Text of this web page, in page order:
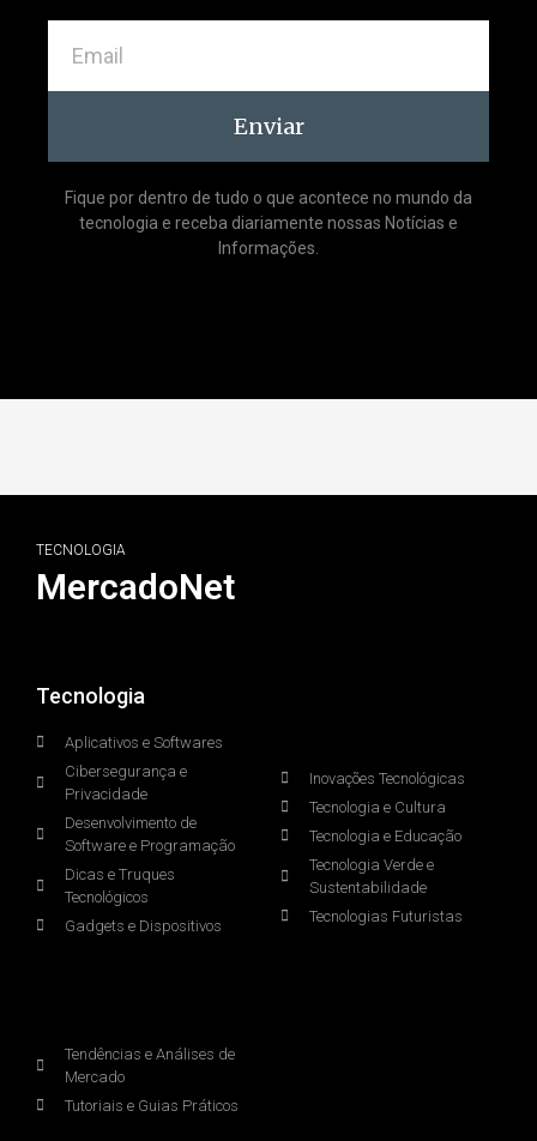
Enviar
Fique por dentro de tudo o que acontece no mundo da
tecnologia e receba diariamente nossas Notícias e
Informações.
TECNOLOGIA
MercadoNet
Tecnologia
Aplicativos e Softwares
Cibersegurança e
Privacidade
Desenvolvimento de
Software e Programação
Dicas e Truques
Tecnológicos
Gadgets e Dispositivos
Inovações Tecnológicas
Tecnologia e Cultura
Tecnologia e Educação
Tecnologia Verde e
Sustentabilidade
Tecnologias Futuristas
Tendências e Análises de
Mercado
Tutoriais e Guias Práticos